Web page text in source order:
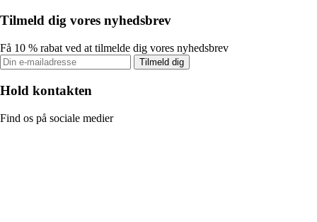
Tilmeld dig vores nyhedsbrev
Få 10 % rabat ved at tilmelde dig vores nyhedsbrev
Tilmeld dig
Hold kontakten
Find os på sociale medier